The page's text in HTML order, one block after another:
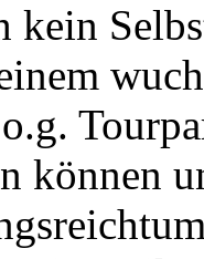
kein
können